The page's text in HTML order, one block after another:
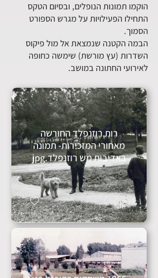
הוקמו תמונות הנופלים, ובסיום הטקס
התחילו הפעילויות על מגרש הספורט
הסמוך.
הבמה הקטנה שנמצאת אל מול פיקוס
השדרות (עץ מורשת) שימשה כחופה
לאירועי החתונה במושב.
רות רוזנפלד החורשה
מאחורי המזכירות- תמונה
באדיבות מש רוזנפלד.jpg